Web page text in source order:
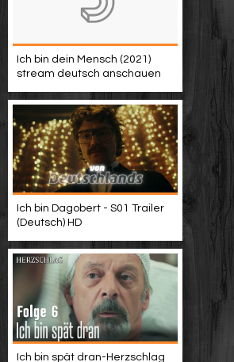
Ich bin dein Mensch (2021)
stream deutsch anschauen
Ich bin Dagobert - S01 Trailer
(Deutsch) HD
Ich bin spät dran-Herzschlag